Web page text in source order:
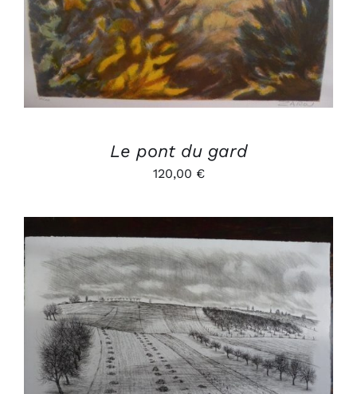
Le pont du gard
120,00 €
AJOUTER AU PANIER
/
DÉTAILS